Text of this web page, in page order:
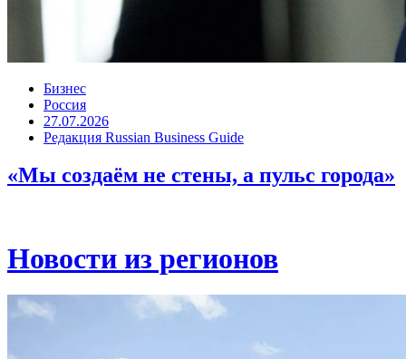
Бизнес
Россия
27.07.2026
Редакция Russian Business Guide
«Мы создаём не стены, а пульс города»
Новости из регионов